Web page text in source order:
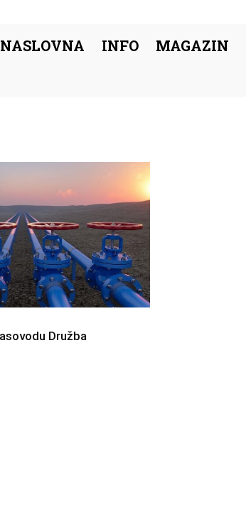
NASLOVNA INFO MAGAZIN
Družba